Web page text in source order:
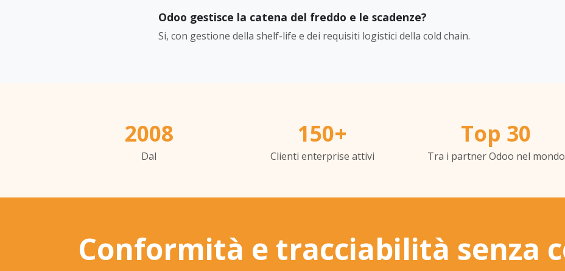
Odoo gestisce la catena del freddo e le scadenze?
Si, con gestione della shelf-life e dei requisiti logistici della cold chain.
2008
Dal
150+
Clienti enterprise attivi
Top 30
Tra i partner Odoo nel mondo
Conformità e tracciabilità senza